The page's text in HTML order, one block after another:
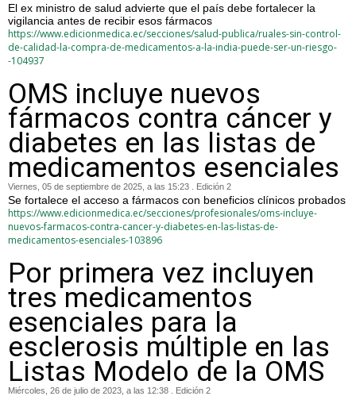
El ex ministro de salud advierte que el país debe fortalecer la
vigilancia antes de recibir esos fármacos
https://www.edicionmedica.ec/secciones/salud-publica/ruales-sin-control-
de-calidad-la-compra-de-medicamentos-a-la-india-puede-ser-un-riesgo-
-104937
OMS incluye nuevos
fármacos contra cáncer y
diabetes en las listas de
medicamentos esenciales
Viernes, 05 de septiembre de 2025, a las 15:23 . Edición 2
Se fortalece el acceso a fármacos con beneficios clínicos probados
https://www.edicionmedica.ec/secciones/profesionales/oms-incluye-
nuevos-farmacos-contra-cancer-y-diabetes-en-las-listas-de-
medicamentos-esenciales-103896
Por primera vez incluyen
tres medicamentos
esenciales para la
esclerosis múltiple en las
Listas Modelo de la OMS
Miércoles, 26 de julio de 2023, a las 12:38 . Edición 2